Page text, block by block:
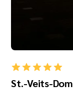
St.-Veits-Dom